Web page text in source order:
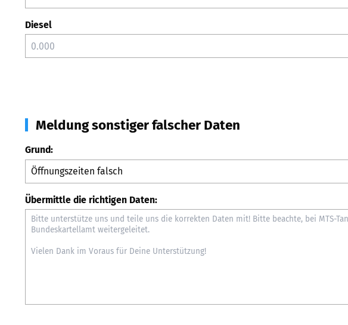
Diesel
Meldung sonstiger falscher Daten
Grund:
Übermittle die richtigen Daten: